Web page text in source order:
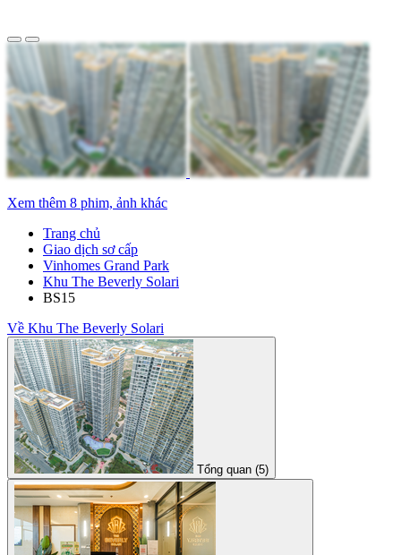
Xem thêm 8 phim, ảnh khác
Trang chủ
Giao dịch sơ cấp
Vinhomes Grand Park
Khu The Beverly Solari
BS15
Về Khu The Beverly Solari
Tổng quan (5)